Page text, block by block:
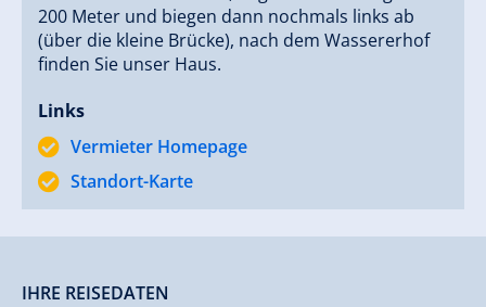
200 Meter und biegen dann nochmals links ab
(über die kleine Brücke), nach dem Wassererhof
finden Sie unser Haus.
Links
Vermieter Homepage
Standort-Karte
IHRE REISEDATEN